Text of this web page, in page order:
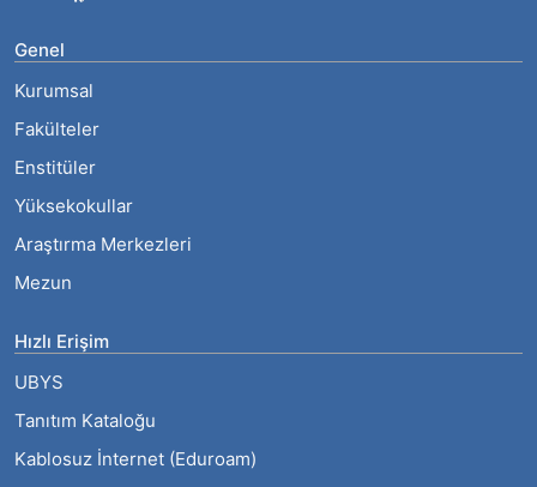
Genel
Kurumsal
Fakülteler
Enstitüler
Yüksekokullar
Araştırma Merkezleri
Mezun
Hızlı Erişim
UBYS
Tanıtım Kataloğu
Kablosuz İnternet (Eduroam)